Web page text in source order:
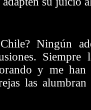
Ningún
Siempre
y me
las